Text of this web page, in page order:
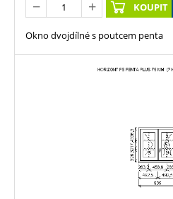
KOUPIT
Okno dvojdílné s poutcem penta